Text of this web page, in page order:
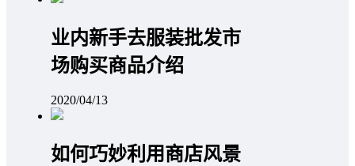
业内新手去服装批发市
场购买商品介绍
2020/04/13
如何巧妙利用商店风景